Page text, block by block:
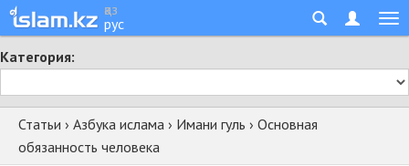
қаз
рус
Категория:
Статьи › Азбука ислама › Имани гуль › Основная
обязанность человека